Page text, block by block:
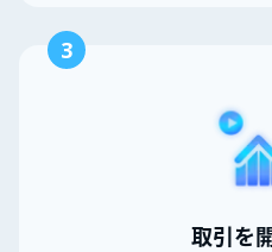
3
取引を